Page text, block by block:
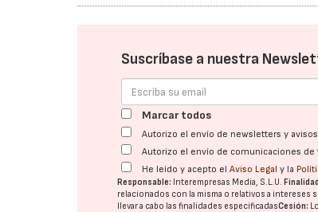
Suscríbase a nuestra
Marcar todos
Autorizo el envío de newsletters y
Autorizo el envío de comunicaciones
He leído y acepto elAviso Legal y la
Responsable: Interempresas Media, S.L.U.
relacionados con la misma o relativos a intereses
llevar a cabo las finalidades especificadasCesión: